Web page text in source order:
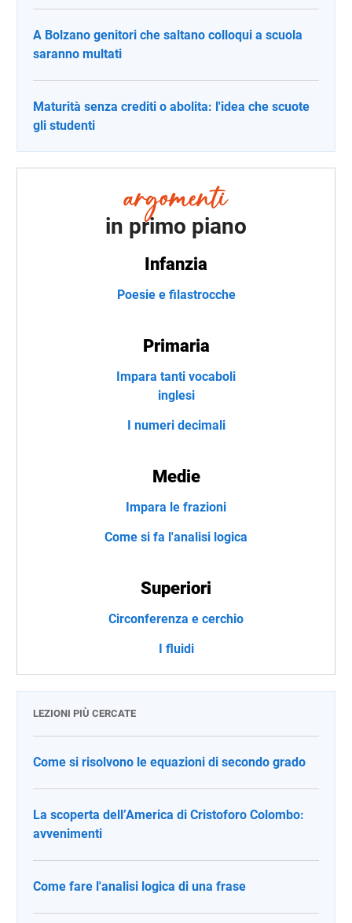
A Bolzano genitori che saltano colloqui a scuola
saranno multati
Maturità senza crediti o abolita: l'idea che scuote
gli studenti
in primo piano
Infanzia
Poesie e filastrocche
Primaria
Impara tanti vocaboli
inglesi
I numeri decimali
Medie
Impara le frazioni
Come si fa l'analisi logica
Superiori
Circonferenza e cerchio
I fluidi
LEZIONI PIÙ CERCATE
Come si risolvono le equazioni di secondo grado
La scoperta dell’America di Cristoforo Colombo:
avvenimenti
Come fare l'analisi logica di una frase